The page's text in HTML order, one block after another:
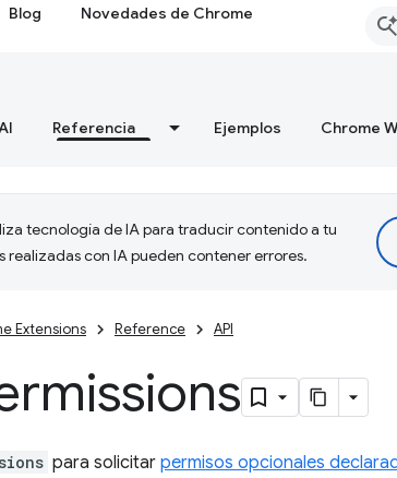
Blog Novedades de Chrome
Referencia Ejemplos Chrome
tecnología de IA para traducir contenido a tu
con IA pueden contener errores.
Extensions Reference API
para solicitar permisos opcionales